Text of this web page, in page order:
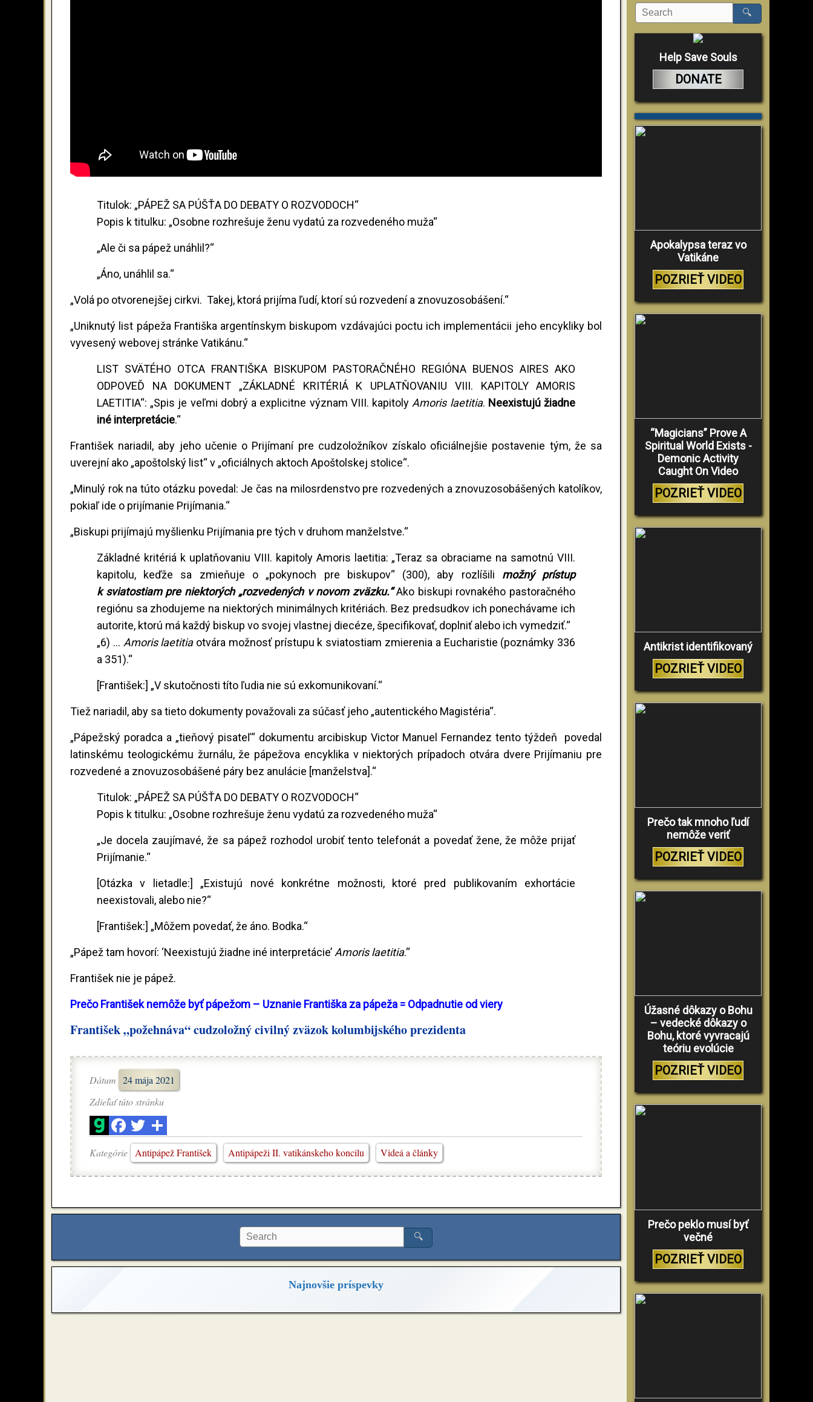
Titulok: „PÁPEŽ SA PÚŠŤA DO DEBATY O ROZVODOCH“
Popis k titulku: „Osobne rozhrešuje ženu vydatú za rozvedeného muža“
„Ale či sa pápež unáhlil?“
„Áno, unáhlil sa.“
„Volá po otvorenejšej cirkvi. Takej, ktorá prijíma ľudí, ktorí sú rozvedení a znovuzosobášení.“
„Uniknutý list pápeža Františka argentínskym biskupom vzdávajúci poctu ich implementácii jeho encykliky bol
vyvesený webovej stránke Vatikánu.“
LIST SVÄTÉHO OTCA FRANTIŠKA BISKUPOM PASTORAČNÉHO REGIÓNA BUENOS AIRES AKO
ODPOVEĎ NA DOKUMENT „ZÁKLADNÉ KRITÉRIÁ K UPLATŇOVANIU VIII. KAPITOLY AMORIS
LAETITIA“: „Spis je veľmi dobrý a explicitne význam VIII. kapitoly Amoris laetitia. Neexistujú žiadne
iné interpretácie.“
František nariadil, aby jeho učenie o Prijímaní pre cudzoložníkov získalo oficiálnejšie postavenie tým, že sa
uverejní ako „apoštolský list“ v „oficiálnych aktoch Apoštolskej stolice“.
„Minulý rok na túto otázku povedal: Je čas na milosrdenstvo pre rozvedených a znovuzosobášených katolíkov,
pokiaľ ide o prijímanie Prijímania.“
„Biskupi prijímajú myšlienku Prijímania pre tých v druhom manželstve.“
Základné kritériá k uplatňovaniu VIII. kapitoly Amoris laetitia: „Teraz sa obraciame na samotnú VIII.
kapitolu, keďže sa zmieňuje o „pokynoch pre biskupov“ (300), aby rozlíšili možný prístup
k sviatostiam pre niektorých „rozvedených v novom zväzku.“Ako biskupi rovnakého pastoračného
regiónu sa zhodujeme na niektorých minimálnych kritériách. Bez predsudkov ich ponechávame ich
autorite, ktorú má každý biskup vo svojej vlastnej diecéze, špecifikovať, doplniť alebo ich vymedziť.“
„6) ... Amoris laetitiaotvára možnosť prístupu k sviatostiam zmierenia a Eucharistie (poznámky 336
a 351).“
[František:] „V skutočnosti títo ľudia nie sú exkomunikovaní.“
Tiež nariadil, aby sa tieto dokumenty považovali za súčasť jeho „autentického Magistéria“.
„Pápežský poradca a „tieňový pisateľ“ dokumentu arcibiskup Victor Manuel Fernandez tento týždeň povedal
latinskému teologickému žurnálu, že pápežova encyklika v niektorých prípadoch otvára dvere Prijímaniu pre
rozvedené a znovuzosobášené páry bez anulácie [manželstva].“
Titulok: „PÁPEŽ SA PÚŠŤA DO DEBATY O ROZVODOCH“
Popis k titulku: „Osobne rozhrešuje ženu vydatú za rozvedeného muža“
„Je docela zaujímavé, že sa pápež rozhodol urobiť tento telefonát a povedať žene, že môže prijať
Prijímanie.“
[Otázka v lietadle:] „Existujú nové konkrétne možnosti, ktoré pred publikovaním exhortácie
neexistovali, alebo nie?“
[František:] „Môžem povedať, že áno. Bodka.“
„Pápež tam hovorí: ‘Neexistujú žiadne iné interpretácie’ Amoris laetitia.“
František nie je pápež.
Prečo František nemôže byť pápežom – Uznanie Františka za pápeža = Odpadnutie od viery
František „požehnáva“ cudzoložný civilný zväzok kolumbijského prezidenta
Dátum 24 mája 2021
Zdieľať túto stránku
Kategórie Antipápež František Antipápeži II. vatikánskeho koncilu Videá a články
🔍
Najnovšie príspevky
🔍
Help Save Souls
DONATE
Apokalypsa teraz vo
Vatikáne
POZRIEŤ VIDEO
“Magicians” Prove A
Spiritual World Exists -
Demonic Activity
Caught On Video
POZRIEŤ VIDEO
Antikrist identifikovaný
POZRIEŤ VIDEO
Prečo tak mnoho ľudí
nemôže veriť
POZRIEŤ VIDEO
Úžasné dôkazy o Bohu
– vedecké dôkazy o
Bohu, ktoré vyvracajú
teóriu evolúcie
POZRIEŤ VIDEO
Prečo peklo musí byť
večné
POZRIEŤ VIDEO